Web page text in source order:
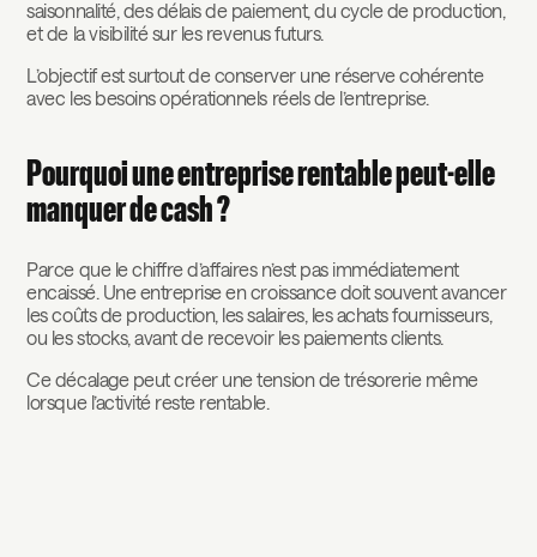
saisonnalité, des délais de paiement, du cycle de production,
et de la visibilité sur les revenus futurs.
L’objectif est surtout de conserver une réserve cohérente
avec les besoins opérationnels réels de l’entreprise.
Pourquoi une entreprise rentable peut-elle
manquer de cash ?
Parce que le chiffre d’affaires n’est pas immédiatement
encaissé. Une entreprise en croissance doit souvent avancer
les coûts de production, les salaires, les achats fournisseurs,
ou les stocks, avant de recevoir les paiements clients.
Ce décalage peut créer une tension de trésorerie même
lorsque l’activité reste rentable.